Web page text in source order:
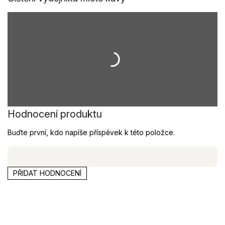
Hodnocení produktu
Buďte první, kdo napíše příspěvek k této položce.
PŘIDAT HODNOCENÍ